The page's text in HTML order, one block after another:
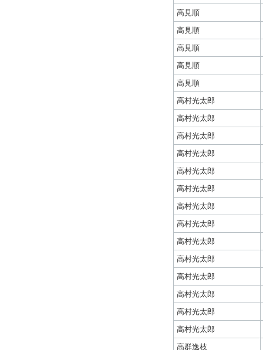
高見順
高見順
高見順
高見順
高見順
高村光太郎
高村光太郎
高村光太郎
高村光太郎
高村光太郎
高村光太郎
高村光太郎
高村光太郎
高村光太郎
高村光太郎
高村光太郎
高村光太郎
高村光太郎
高村光太郎
高群逸枝